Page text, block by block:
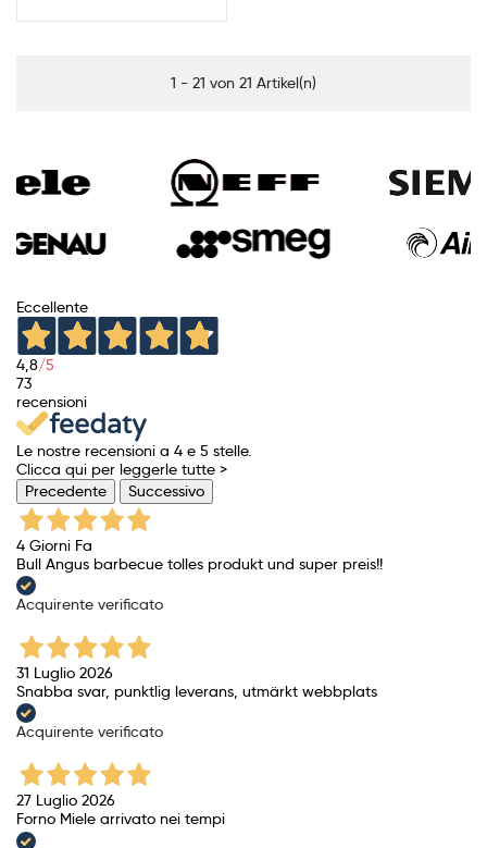
1 - 21 von 21 Artikel(n)
Eccellente
4,8/5
73
recensioni
Le nostre recensioni a 4 e 5 stelle.
Clicca qui per leggerle tutte >
Precedente
Successivo
4 Giorni Fa
Bull Angus barbecue tolles produkt und super preis!!
Acquirente verificato
31 Luglio 2026
Snabba svar, punktlig leverans, utmärkt webbplats
Acquirente verificato
27 Luglio 2026
Forno Miele arrivato nei tempi